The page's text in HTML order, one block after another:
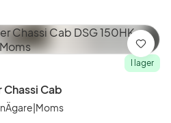
I lager
Cab
Spara